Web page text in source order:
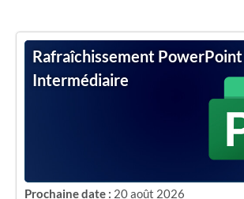
Rafraîchissement PowerPoint
Intermédiaire
Prochaine date : 20 août 2026